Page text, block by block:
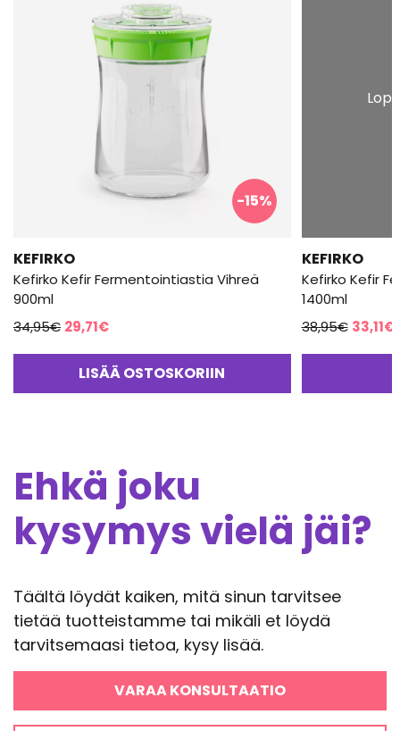
-15%
KEFIRKO
Kefirko Kefir Fermentointiastia Vihreä
900ml
34,95€ Alkuperäinen
oli:
34,95€.
29,71€Nykyinen
on:
29,71€.
LISÄÄ OSTOSKORIIN
KEFIRKO
Kefirko Kefir
1400ml
38,95€ 33,11€
Ehkä joku
kysymys vielä jäi?
Täältä löydät kaiken, mitä sinun tarvitsee
tietää tuotteistamme tai mikäli et löydä
tarvitsemaasi tietoa, kysy lisää.
VARAA KONSULTAATIO